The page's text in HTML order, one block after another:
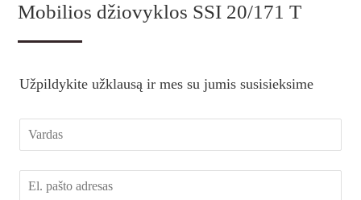
Mobilios džiovyklos SSI 20/171 T
Užpildykite užklausą ir mes su jumis susisieksime